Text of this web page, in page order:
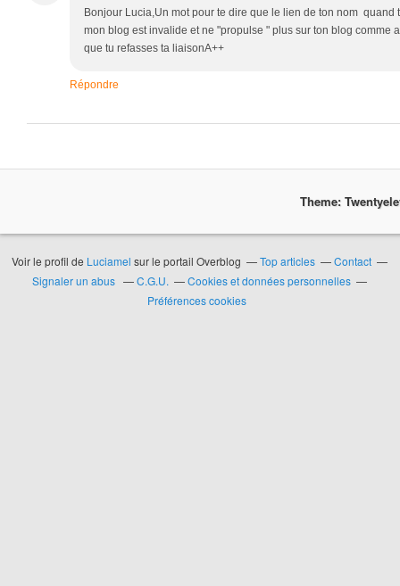
Bonjour Lucia,Un mot pour te dire que le lien de ton nom quand
mon blog est invalide et ne "propulse " plus sur ton blog comme
que tu refasses ta liaisonA++
Répondre
Theme:
Voir le profil de Luciamel sur le portail Overblog Top articles
Contact
Signaler un abus
C.G.U.
Cookies et données personnelles
Préférences cookies